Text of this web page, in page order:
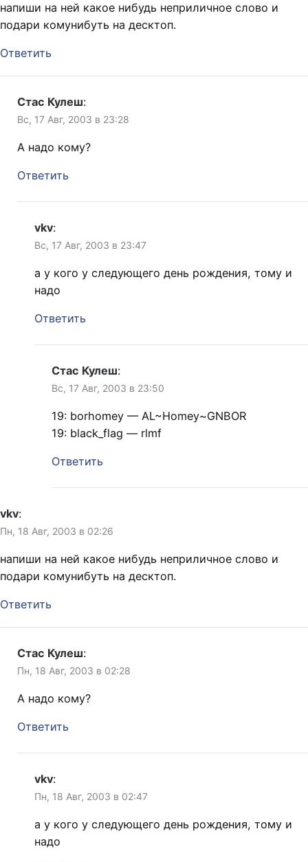
напиши на ней какое нибудь неприличное слово и
подари комунибуть на десктоп.
Ответить
Стас Кулеш:
Вс, 17 Авг, 2003 в 23:28
А надо кому?
Ответить
vkv:
Вс, 17 Авг, 2003 в 23:47
а у кого у следующего день рождения, тому и
надо
Ответить
Стас Кулеш:
Вс, 17 Авг, 2003 в 23:50
19: borhomey — AL~Homey~GNBOR
19: black_flag — rlmf
Ответить
vkv:
Пн, 18 Авг, 2003 в 02:26
напиши на ней какое нибудь неприличное слово и
подари комунибуть на десктоп.
Ответить
Стас Кулеш:
Пн, 18 Авг, 2003 в 02:28
А надо кому?
Ответить
vkv:
Пн, 18 Авг, 2003 в 02:47
а у кого у следующего день рождения, тому и
надо